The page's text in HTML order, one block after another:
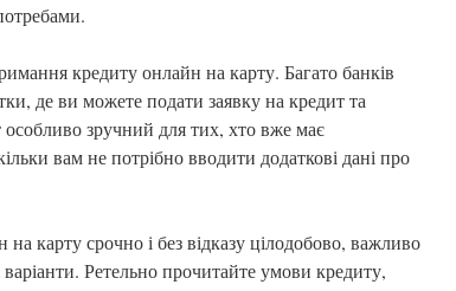
кредиту онлайн на карту. Багато банків
де ви можете подати заявку на кредит та
зручний для тих, хто вже має
вам не потрібно вводити додаткові дані про
карту срочно і без відказу цілодобово, важливо
Ретельно прочитайте умови кредиту,